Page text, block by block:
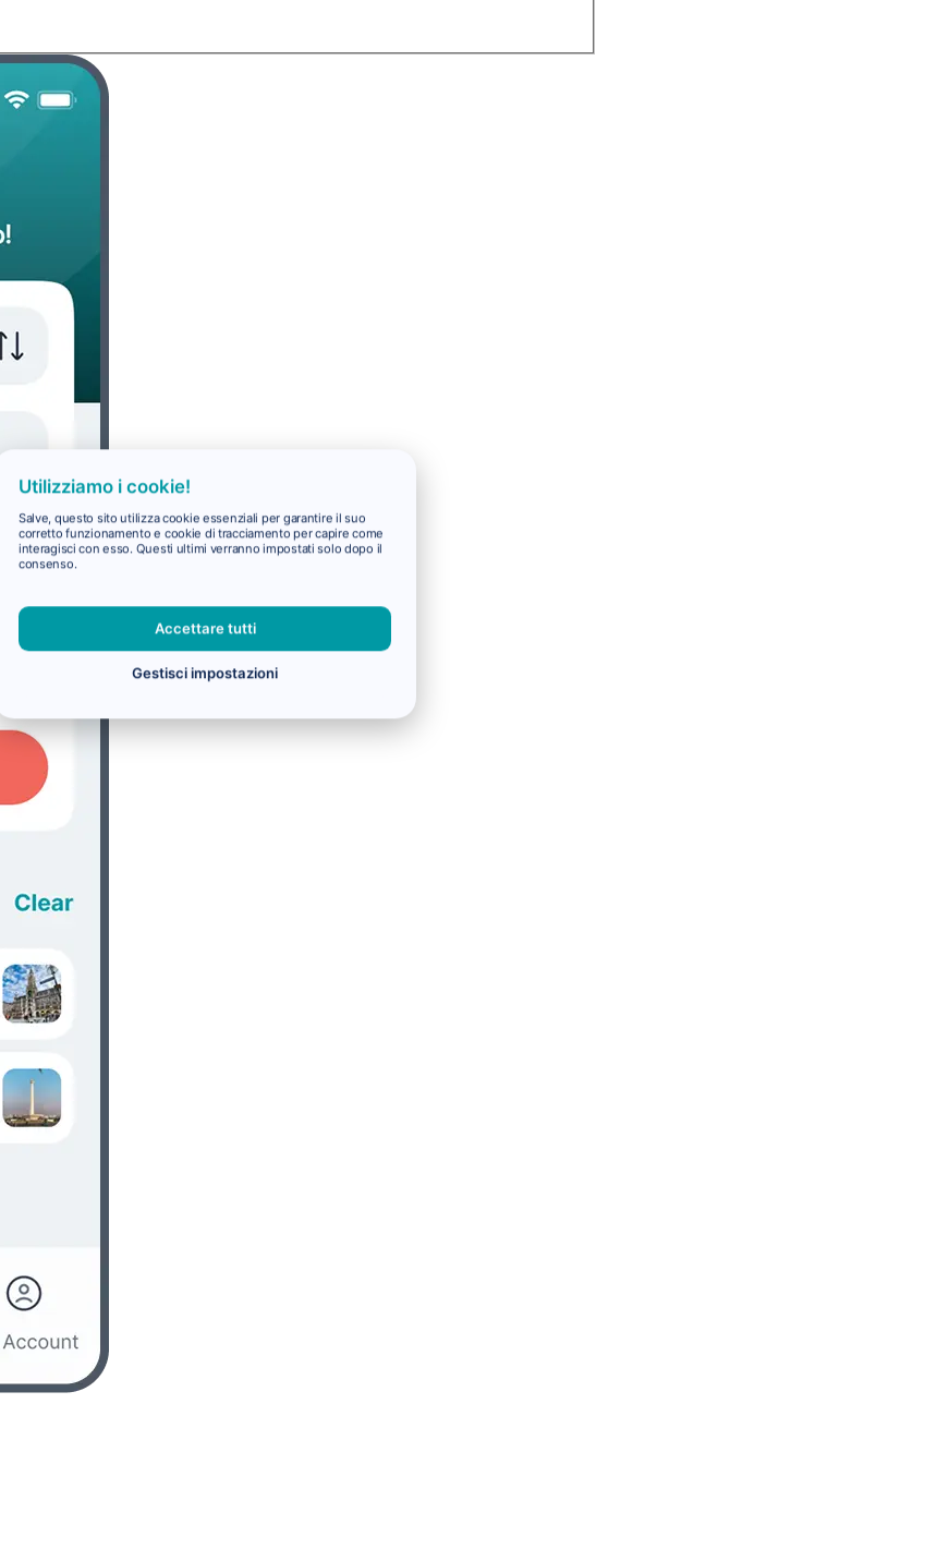
Utilizziamo i cookie!
Salve, questo sito utilizza cookie essenziali per garantire il suo
corretto funzionamento e cookie di tracciamento per capire come
interagisci con esso. Questi ultimi verranno impostati solo dopo il
consenso.
Accettare tutti
Gestisci impostazioni